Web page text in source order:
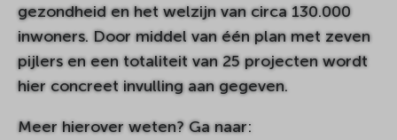
gezondheid en het welzijn van circa 130.000
inwoners. Door middel van één plan met zeven
pijlers en een totaliteit van 25 projecten wordt
hier concreet invulling aan gegeven.
Meer hierover weten? Ga naar: